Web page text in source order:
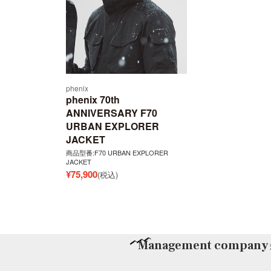
phenix
phenix 70th
ANNIVERSARY F70
URBAN EXPLORER
JACKET
商品型番:F70 URBAN EXPLORER
JACKET
¥75,900(税込)
Management company